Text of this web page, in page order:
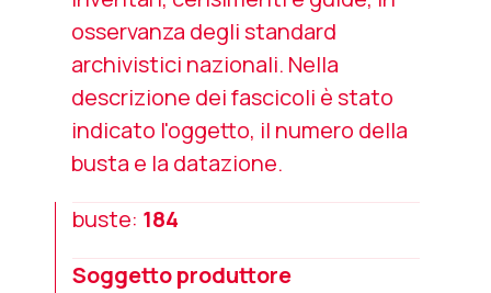
osservanza degli standard
archivistici nazionali. Nella
descrizione dei fascicoli è stato
indicato l'oggetto, il numero della
busta e la datazione.
buste: 184
Soggetto produttore